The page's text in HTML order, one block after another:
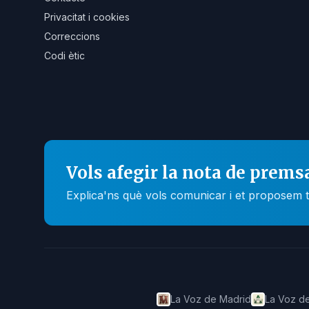
Privacitat i cookies
Correccions
Codi ètic
Vols afegir la nota de
Explica'ns què vols comunicar i et proposem
La Voz de Madrid La Voz